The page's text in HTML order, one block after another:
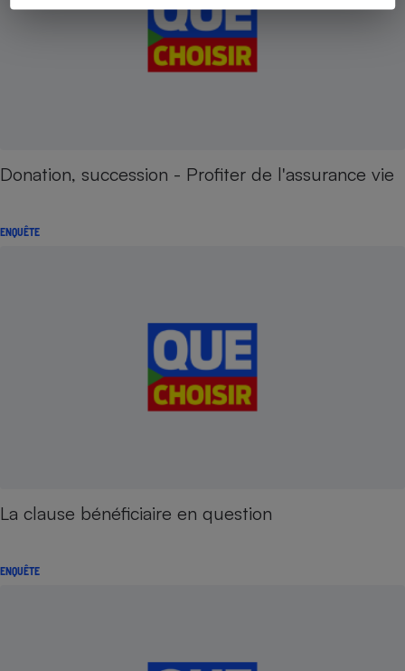
Donation, succession - Profiter de l'assurance vie
ENQUÊTE
La clause bénéficiaire en question
ENQUÊTE